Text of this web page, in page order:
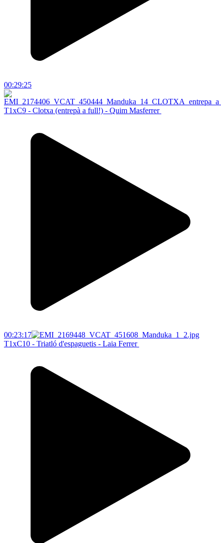
00:29:25
T1xC9 - Clotxa (entrepà a full!) - Quim Masferrer
00:23:17
T1xC10 - Triatló d'espaguetis - Laia Ferrer